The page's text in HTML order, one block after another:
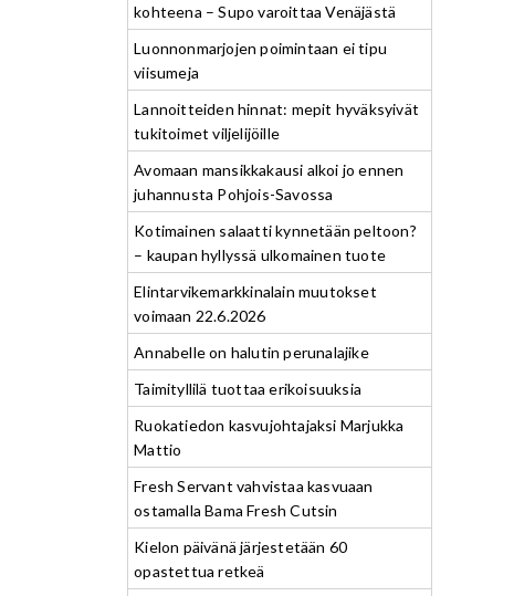
kohteena – Supo varoittaa Venäjästä
Luonnonmarjojen poimintaan ei tipu
viisumeja
Lannoitteiden hinnat: mepit hyväksyivät
tukitoimet viljelijöille
Avomaan mansikkakausi alkoi jo ennen
juhannusta Pohjois-Savossa
Kotimainen salaatti kynnetään peltoon?
– kaupan hyllyssä ulkomainen tuote
Elintarvikemarkkinalain muutokset
voimaan 22.6.2026
Annabelle on halutin perunalajike
Taimityllilä tuottaa erikoisuuksia
Ruokatiedon kasvujohtajaksi Marjukka
Mattio
Fresh Servant vahvistaa kasvuaan
ostamalla Bama Fresh Cutsin
Kielon päivänä järjestetään 60
opastettua retkeä